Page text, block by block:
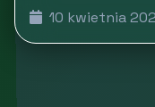
10 kwietnia